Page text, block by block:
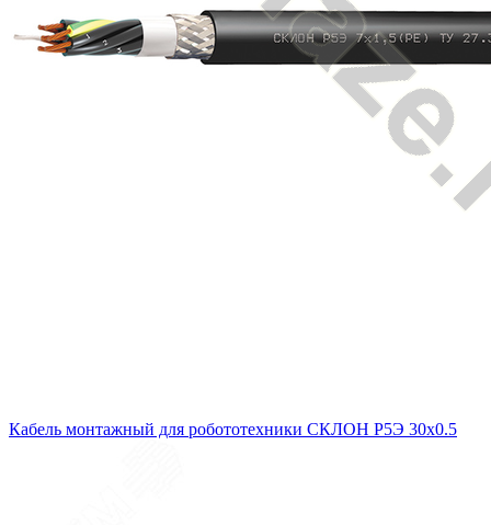
Кабель монтажный для робототехники СКЛОН Р5Э 30х0.5